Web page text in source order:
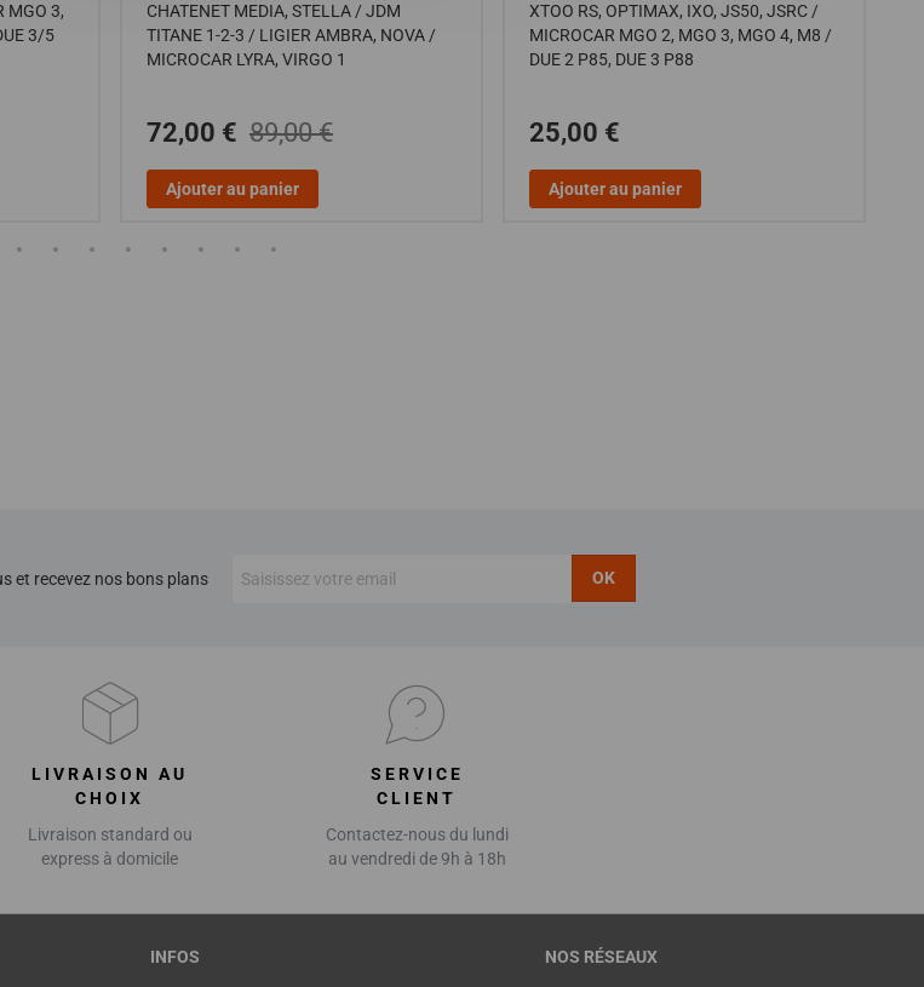
MGO 3,
3/5
CHATENET MEDIA, STELLA / JDM
TITANE 1-2-3 / LIGIER AMBRA, NOVA /
MICROCAR LYRA, VIRGO 1
72,00 € 89,00 €
Ajouter au panier
XTOO RS, OPTIMAX, IXO, JS50, JSRC /
MICROCAR MGO 2, MGO 3, MGO 4, M8 /
DUE 2 P85, DUE 3 P88
25,00 €
Ajouter au panier
et recevez nos bons plans OK
LIVRAISON AU
CHOIX
Livraison standard ou
express à domicile
SERVICE
CLIENT
Contactez-nous du lundi
au vendredi de 9h à 18h
INFOS NOS RÉSEAUX